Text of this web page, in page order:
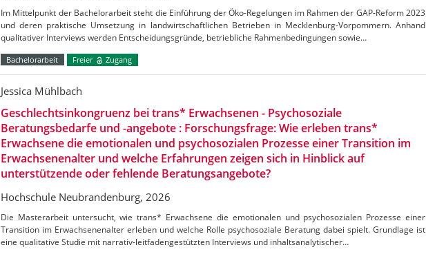
Im Mittelpunkt der Bachelorarbeit steht die Einführung der Öko-Regelungen im Rahmen der GAP-Reform 2023
und deren praktische Umsetzung in landwirtschaftlichen Betrieben in Mecklenburg-Vorpommern. Anhand
qualitativer Interviews werden Entscheidungsgründe, betriebliche Rahmenbedingungen sowie…
Bachelorarbeit Freier Zugang
Jessica Mühlbach
Geschlechtsinkongruenz bei trans* Erwachsenen - Psychosoziale
Beratungsbedarfe und -angebote : Forschungsfrage: Wie erleben trans*
Erwachsene die emotionalen und psychosozialen Prozesse einer Transition im
Erwachsenenalter und welche Erfahrungen zeigen sich in Hinblick auf
unterstützende oder fehlende Beratungsangebote?
Hochschule Neubrandenburg, 2026
Die Masterarbeit untersucht, wie trans* Erwachsene die emotionalen und psychosozialen Prozesse einer
Transition im Erwachsenenalter erleben und welche Rolle psychosoziale Beratung dabei spielt. Grundlage ist
eine qualitative Studie mit narrativ-leitfadengestützten Interviews und inhaltsanalytischer…